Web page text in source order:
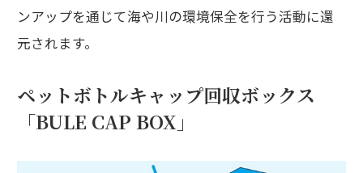
ンアップを通じて海や川の環境保全を行う活動に還
元されます。
ペットボトルキャップ回収ボックス
「BULE CAP BOX」